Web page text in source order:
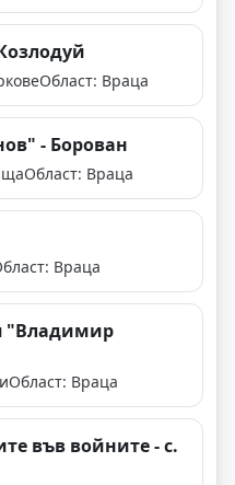
Област: Враца
- Борован
Област: Враца
Враца
"Владимир
Област: Враца
във войните - с.